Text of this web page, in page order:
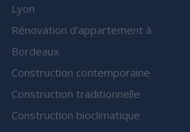
Lyon
Rénovation d’appartement à
Bordeaux
Construction contemporaine
Construction traditionnelle
Construction bioclimatique